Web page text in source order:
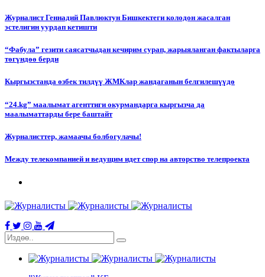
Журналист Геннадий Павлюктун Бишкектеги колодон жасалган
эстелигин уурдап кетишти
“Фабула” гезити саясатчыдан кечирим сурап, жарыяланган фактыларга
төгүндөө берди
Кыргызстанда өзбек тилдүү ЖМКлар жандаганын белгилешүүдө
“24.kg” маалымат агенттиги окурмандарга кыргызча да
маалыматтарды бере баштайт
Журналисттер, жамаачы болбогулачы!
Между телекомпанией и ведущим идет спор на авторство телепроекта